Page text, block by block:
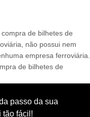
de bilhetes de
não possui nem
empresa ferroviária.
de bilhetes de
passo da sua
tão fácil!